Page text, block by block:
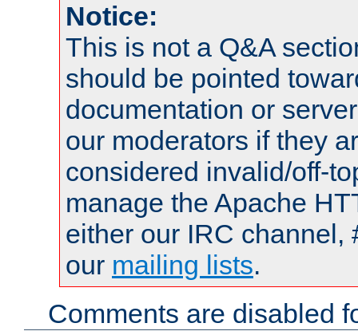
Notice:
This is not a Q&A
should be pointed
documentation or
our moderators if they
considered invalid/off-
manage the Apache
either our IRC channel,
our mailing lists.
Comments are disabled